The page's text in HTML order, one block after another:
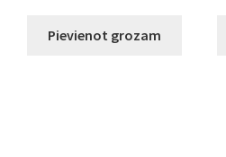
Pievienot grozam